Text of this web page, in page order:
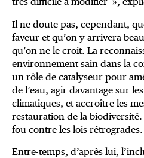
Il ne doute pas, cependant,
faveur et qu’on y arrivera
qu’on ne le croit. La
environnement sain dans la
un rôle de catalyseur pour
de l’eau, agir davantage sur
climatiques, et accroître les
restauration de la biodiversité.
fou contre les lois rétrogrades.
Entre-temps, d’après lui,